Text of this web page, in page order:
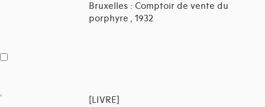
Bruxelles : Comptoir de vente du
porphyre , 1932
[LIVRE]